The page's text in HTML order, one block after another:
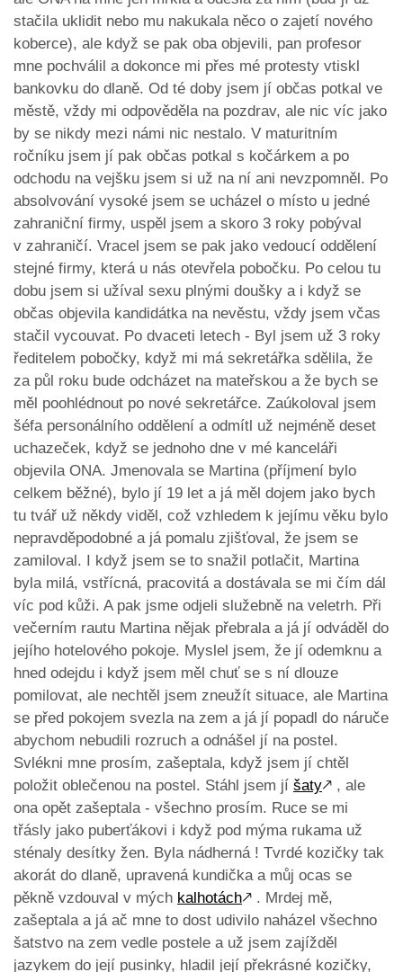
stačila uklidit nebo mu nakukala něco o zajetí nového
koberce), ale když se pak oba objevili, pan profesor
mne pochválil a dokonce mi přes mé protesty vtiskl
bankovku do dlaně. Od té doby jsem jí občas potkal ve
městě, vždy mi odpověděla na pozdrav, ale nic víc jako
by se nikdy mezi námi nic nestalo. V maturitním
ročníku jsem jí pak občas potkal s kočárkem a po
odchodu na vejšku jsem si už na ní ani nevzpomněl. Po
absolvování vysoké jsem se ucházel o místo u jedné
zahraniční firmy, uspěl jsem a skoro 3 roky pobýval
v zahraničí. Vracel jsem se pak jako vedoucí oddělení
stejné firmy, která u nás otevřela pobočku. Po celou tu
dobu jsem si užíval sexu plnými doušky a i když se
občas objevila kandidátka na nevěstu, vždy jsem včas
stačil vycouvat. Po dvaceti letech - Byl jsem už 3 roky
ředitelem pobočky, když mi má sekretářka sdělila, že
za půl roku bude odcházet na mateřskou a že bych se
měl poohlédnout po nové sekretářce. Zaúkoloval jsem
šéfa personálního oddělení a odmítl už nejméně deset
uchazeček, když se jednoho dne v mé kanceláři
objevila ONA. Jmenovala se Martina (příjmení bylo
celkem běžné), bylo jí 19 let a já měl dojem jako bych
tu tvář už někdy viděl, což vzhledem k jejímu věku bylo
nepravděpodobné a já pomalu zjišťoval, že jsem se
zamiloval. I když jsem se to snažil potlačit, Martina
byla milá, vstřícná, pracovitá a dostávala se mi čím dál
víc pod kůži. A pak jsme odjeli služebně na veletrh. Při
večerním rautu Martina nějak přebrala a já jí odváděl do
jejího hotelového pokoje. Myslel jsem, že jí odemknu a
hned odejdu i když jsem měl chuť se s ní dlouze
pomilovat, ale nechtěl jsem zneužít situace, ale Martina
se před pokojem svezla na zem a já jí popadl do náruče
abychom nebudili rozruch a odnášel jí na postel.
Svlékni mne prosím, zašeptala, když jsem jí chtěl
položit oblečenou na postel. Stáhl jsem jí šaty🡕 , ale
ona opět zašeptala - všechno prosím. Ruce se mi
třásly jako puberťákovi i když pod mýma rukama už
sténaly desítky žen. Byla nádherná ! Tvrdé kozičky tak
akorát do dlaně, upravená kundička a můj ocas se
pěkně vzdouval v mých kalhotách🡕 . Mrdej mě,
zašeptala a já ač mne to dost udivilo naházel všechno
šatstvo na zem vedle postele a už jsem zajížděl
jazykem do její pusinky, hladil její překrásné kozičky,